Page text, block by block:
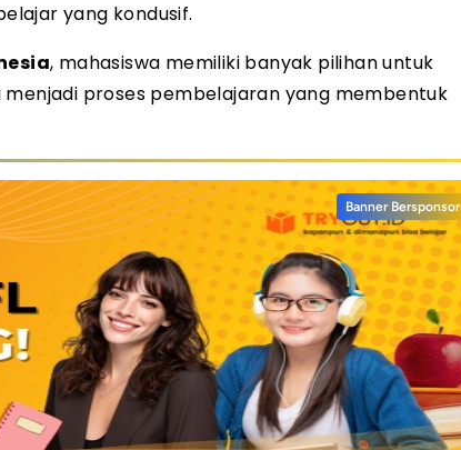
yang kondusif.
, mahasiswa memiliki banyak pilihan untuk
proses pembelajaran yang membentuk
Banner Bersponsor